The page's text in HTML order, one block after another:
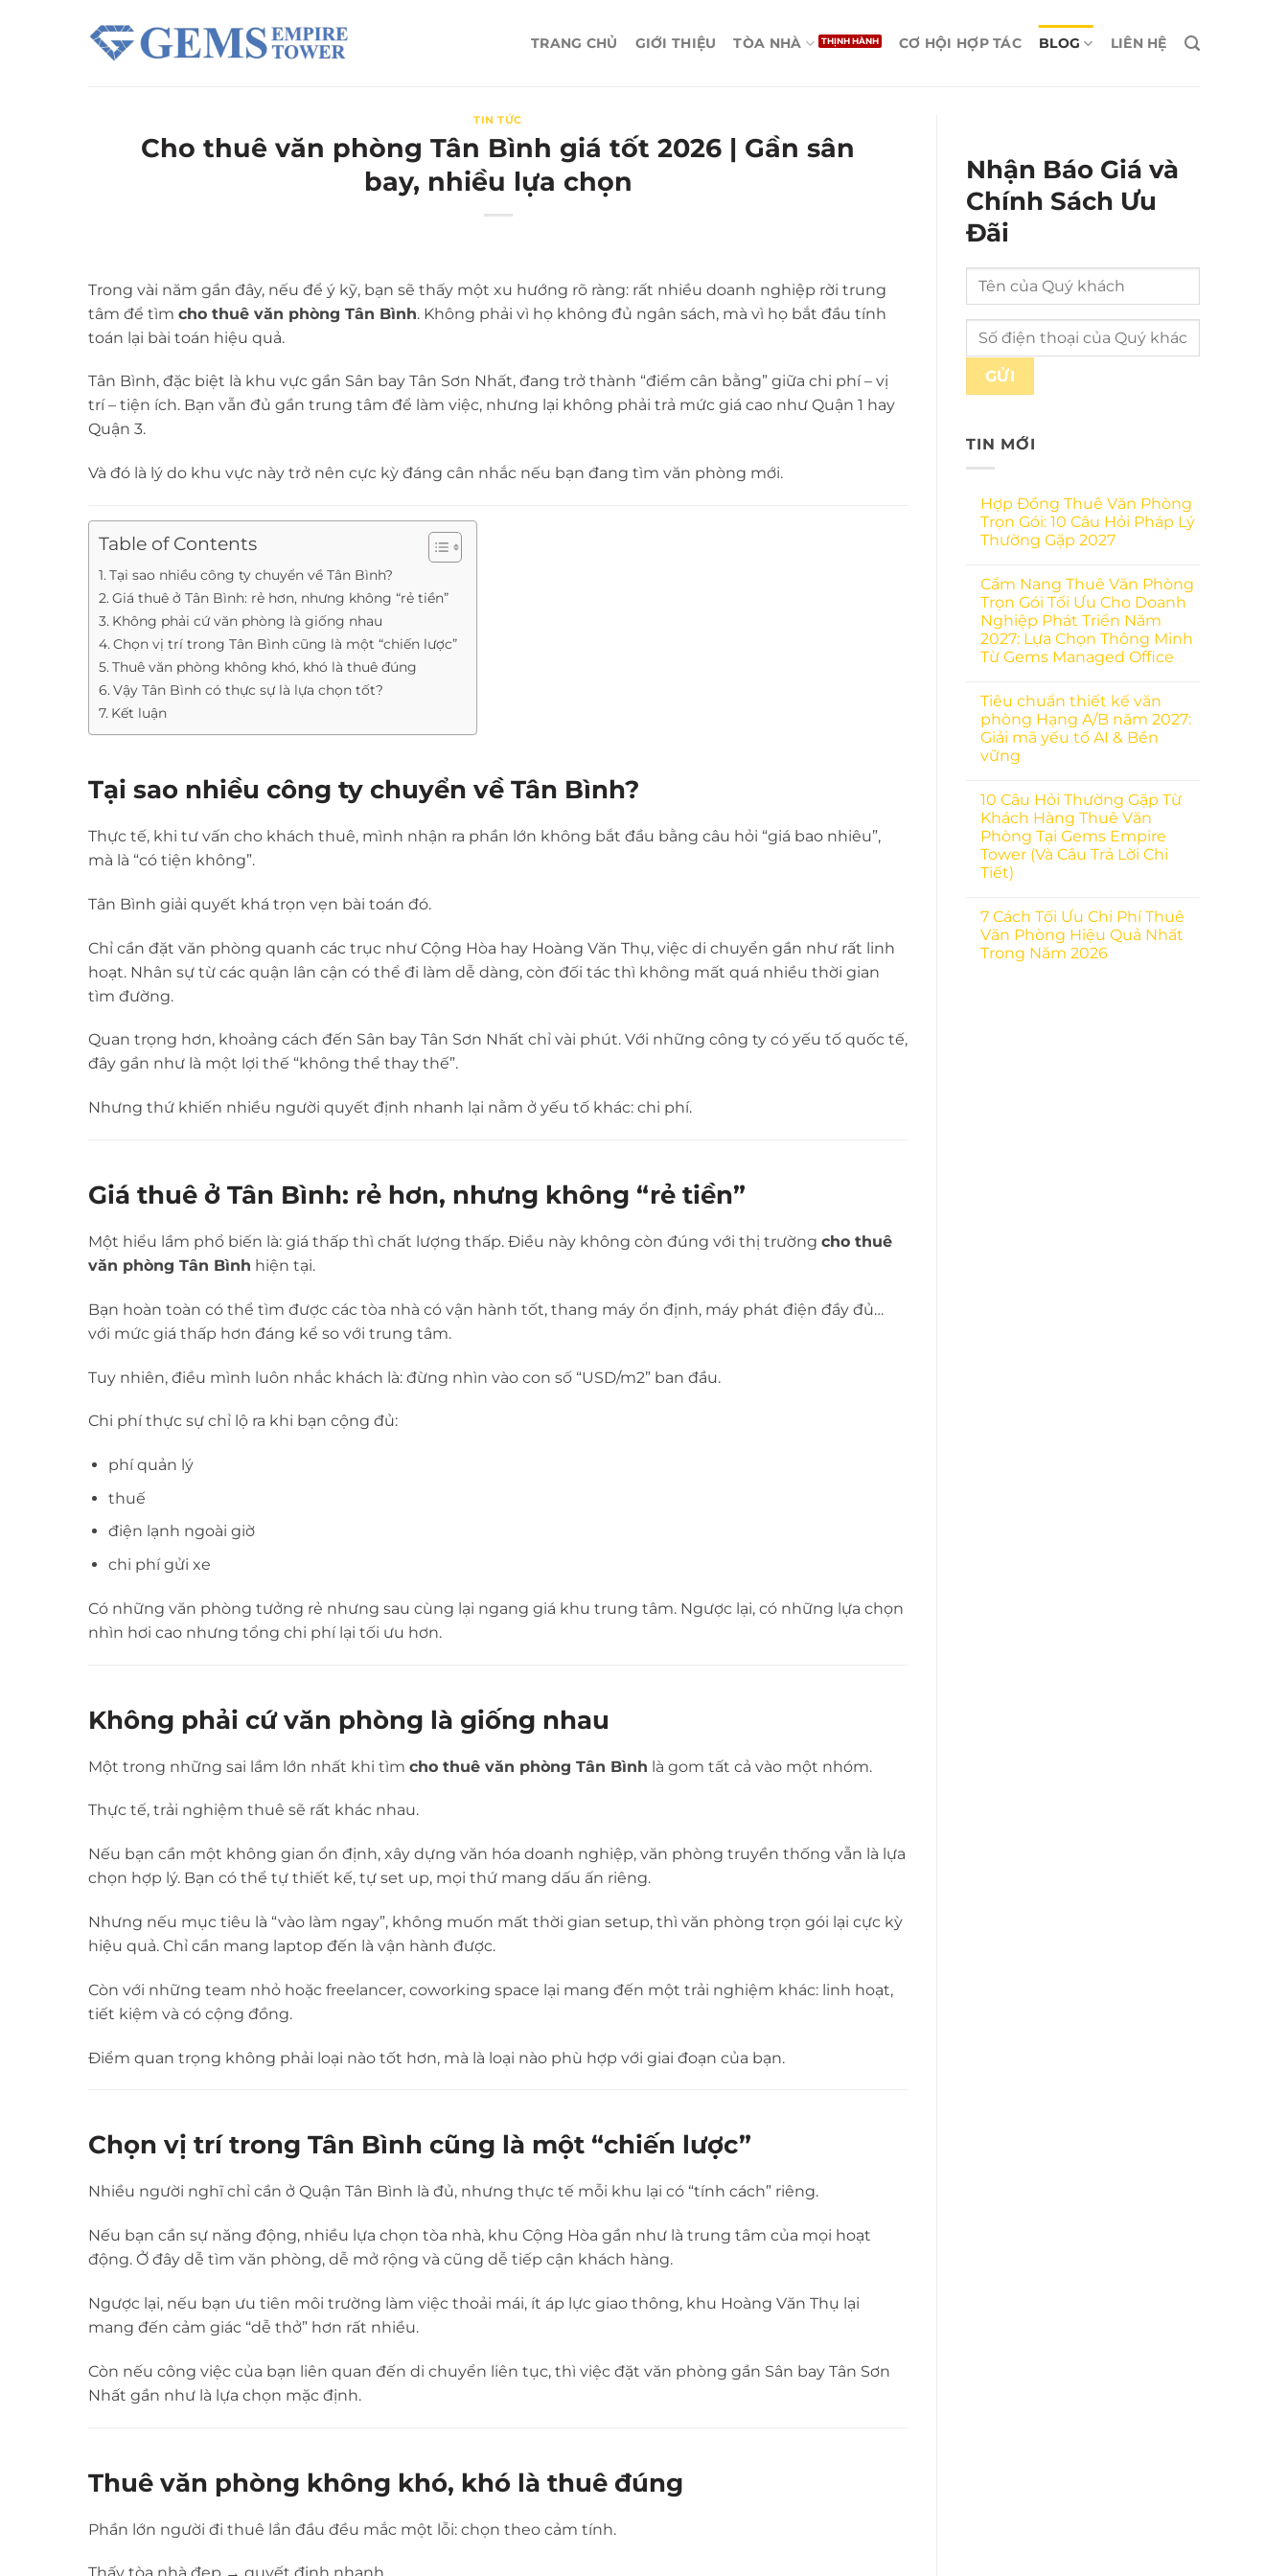
TRANG CHỦ GIỚI THIỆU TÒA NHÀ CƠ HỘI HỢP TÁC BLOG LIÊN HỆ
TIN TỨC
Cho thuê văn phòng Tân Bình giá tốt 2026 | Gần sân
bay, nhiều lựa chọn
Trong vài năm gần đây, nếu để ý kỹ, bạn sẽ thấy một xu hướng rõ ràng: rất nhiều doanh nghiệp rời trung
tâm để tìm cho thuê văn phòng Tân Bình. Không phải vì họ không đủ ngân sách, mà vì họ bắt đầu tính
toán lại bài toán hiệu quả.
Tân Bình, đặc biệt là khu vực gần Sân bay Tân Sơn Nhất, đang trở thành “điểm cân bằng” giữa chi phí – vị
trí – tiện ích. Bạn vẫn đủ gần trung tâm để làm việc, nhưng lại không phải trả mức giá cao như Quận 1 hay
Quận 3.
Và đó là lý do khu vực này trở nên cực kỳ đáng cân nhắc nếu bạn đang tìm văn phòng mới.
Table of Contents
Tại sao nhiều công ty chuyển về Tân Bình?
Giá thuê ở Tân Bình: rẻ hơn, nhưng không “rẻ tiền”
Không phải cứ văn phòng là giống nhau
Chọn vị trí trong Tân Bình cũng là một “chiến lược”
Thuê văn phòng không khó, khó là thuê đúng
Vậy Tân Bình có thực sự là lựa chọn tốt?
Kết luận
Tại sao nhiều công ty chuyển về Tân Bình?
Thực tế, khi tư vấn cho khách thuê, mình nhận ra phần lớn không bắt đầu bằng câu hỏi “giá bao nhiêu”,
mà là “có tiện không”.
Tân Bình giải quyết khá trọn vẹn bài toán đó.
Chỉ cần đặt văn phòng quanh các trục như Cộng Hòa hay Hoàng Văn Thụ, việc di chuyển gần như rất linh
hoạt. Nhân sự từ các quận lân cận có thể đi làm dễ dàng, còn đối tác thì không mất quá nhiều thời gian
tìm đường.
Quan trọng hơn, khoảng cách đến Sân bay Tân Sơn Nhất chỉ vài phút. Với những công ty có yếu tố quốc tế,
đây gần như là một lợi thế “không thể thay thế”.
Nhưng thứ khiến nhiều người quyết định nhanh lại nằm ở yếu tố khác: chi phí.
Giá thuê ở Tân Bình: rẻ hơn, nhưng không “rẻ tiền”
Một hiểu lầm phổ biến là: giá thấp thì chất lượng thấp. Điều này không còn đúng với thị trường cho thuê
văn phòng Tân Bình hiện tại.
Bạn hoàn toàn có thể tìm được các tòa nhà có vận hành tốt, thang máy ổn định, máy phát điện đầy đủ…
với mức giá thấp hơn đáng kể so với trung tâm.
Tuy nhiên, điều mình luôn nhắc khách là: đừng nhìn vào con số “USD/m2” ban đầu.
Chi phí thực sự chỉ lộ ra khi bạn cộng đủ:
phí quản lý
thuế
điện lạnh ngoài giờ
chi phí gửi xe
Có những văn phòng tưởng rẻ nhưng sau cùng lại ngang giá khu trung tâm. Ngược lại, có những lựa chọn
nhìn hơi cao nhưng tổng chi phí lại tối ưu hơn.
Không phải cứ văn phòng là giống nhau
Một trong những sai lầm lớn nhất khi tìm cho thuê văn phòng Tân Bình là gom tất cả vào một nhóm.
Thực tế, trải nghiệm thuê sẽ rất khác nhau.
Nếu bạn cần một không gian ổn định, xây dựng văn hóa doanh nghiệp, văn phòng truyền thống vẫn là lựa
chọn hợp lý. Bạn có thể tự thiết kế, tự set up, mọi thứ mang dấu ấn riêng.
Nhưng nếu mục tiêu là “vào làm ngay”, không muốn mất thời gian setup, thì văn phòng trọn gói lại cực kỳ
hiệu quả. Chỉ cần mang laptop đến là vận hành được.
Còn với những team nhỏ hoặc freelancer, coworking space lại mang đến một trải nghiệm khác: linh hoạt,
tiết kiệm và có cộng đồng.
Điểm quan trọng không phải loại nào tốt hơn, mà là loại nào phù hợp với giai đoạn của bạn.
Chọn vị trí trong Tân Bình cũng là một “chiến lược”
Nhiều người nghĩ chỉ cần ở Quận Tân Bình là đủ, nhưng thực tế mỗi khu lại có “tính cách” riêng.
Nếu bạn cần sự năng động, nhiều lựa chọn tòa nhà, khu Cộng Hòa gần như là trung tâm của mọi hoạt
động. Ở đây dễ tìm văn phòng, dễ mở rộng và cũng dễ tiếp cận khách hàng.
Ngược lại, nếu bạn ưu tiên môi trường làm việc thoải mái, ít áp lực giao thông, khu Hoàng Văn Thụ lại
mang đến cảm giác “dễ thở” hơn rất nhiều.
Còn nếu công việc của bạn liên quan đến di chuyển liên tục, thì việc đặt văn phòng gần Sân bay Tân Sơn
Nhất gần như là lựa chọn mặc định.
Thuê văn phòng không khó, khó là thuê đúng
Phần lớn người đi thuê lần đầu đều mắc một lỗi: chọn theo cảm tính.
Nhận Báo Giá và
Chính Sách Ưu
Đãi
TIN MỚI
Hợp Đồng Thuê Văn Phòng
Trọn Gói: 10 Câu Hỏi Pháp Lý
Thường Gặp 2027
Cẩm Nang Thuê Văn Phòng
Trọn Gói Tối Ưu Cho Doanh
Nghiệp Phát Triển Năm
2027: Lựa Chọn Thông Minh
Từ Gems Managed Office
Tiêu chuẩn thiết kế văn
phòng Hạng A/B năm 2027:
Giải mã yếu tố AI & Bền
vững
10 Câu Hỏi Thường Gặp Từ
Khách Hàng Thuê Văn
Phòng Tại Gems Empire
Tower (Và Câu Trả Lời Chi
Tiết)
7 Cách Tối Ưu Chi Phí Thuê
Văn Phòng Hiệu Quả Nhất
Trong Năm 2026